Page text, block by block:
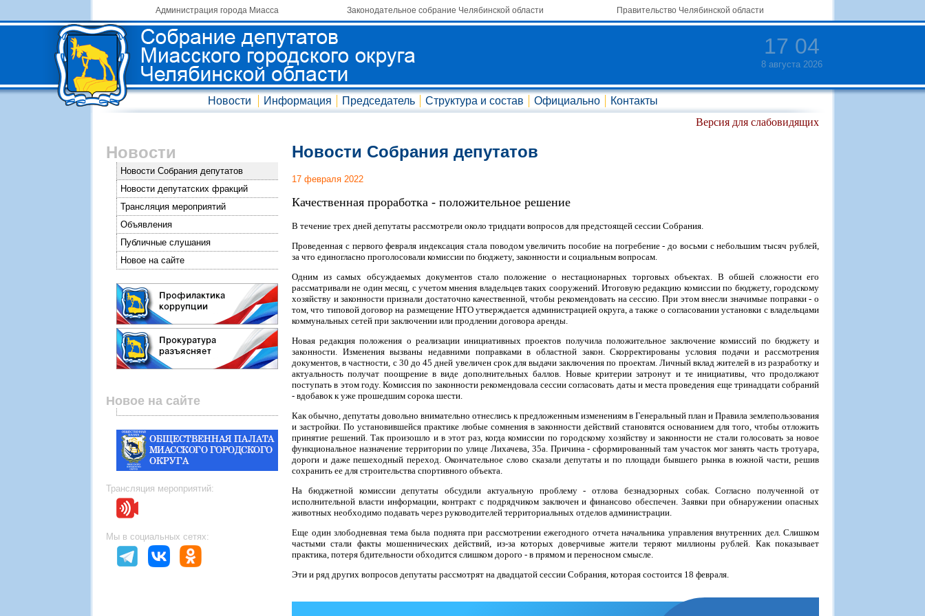
Администрация города Миасса Законодательное собрание Челябинской области Правительство Челябинской области
17 04
8 августа 2026
Новости Информация Председатель Структура и состав Официально
Контакты
Версия для слабовидящих
Новости
Новости Собрания депутатов
Новости депутатских фракций
Трансляция мероприятий
Объявления
Публичные слушания
Новое на сайте
Новое на сайте
Трансляция мероприятий:
Мы в социальных сетях:
Новости Собрания депутатов
17 февраля 2022
Качественная проработка - положительное решение
В течение трех дней депутаты рассмотрели около тридцати вопросов для предстоящей сессии Собрания.
Проведенная с первого февраля индексация стала поводом увеличить пособие на погребение - до восьми с небольшим тысяч рублей,
за что единогласно проголосовали комиссии по бюджету, законности и социальным вопросам.
Одним из самых обсуждаемых документов стало положение о нестационарных торговых объектах. В обшей сложности его
рассматривали не один месяц, с учетом мнения владельцев таких сооружений. Итоговую редакцию комиссии по бюджету, городскому
хозяйству и законности признали достаточно качественной, чтобы рекомендовать на сессию. При этом внесли значимые поправки - о
том, что типовой договор на размещение НТО утверждается администрацией округа, а также о согласовании установки с владельцами
коммунальных сетей при заключении или продлении договора аренды.
Новая редакция положения о реализации инициативных проектов получила положительное заключение комиссий по бюджету и
законности. Изменения вызваны недавними поправками в областной закон. Скорректированы условия подачи и рассмотрения
документов, в частности, с 30 до 45 дней увеличен срок для выдачи заключения по проектам. Личный вклад жителей в из разработку и
актуальность получат поощрение в виде дополнительных баллов. Новые критерии затронут и те инициативы, что продолжают
поступать в этом году. Комиссия по законности рекомендовала сессии согласовать даты и места проведения еще тринадцати собраний
- вдобавок к уже прошедшим сорока шести.
Как обычно, депутаты довольно внимательно отнеслись к предложенным изменениям в Генеральный план и Правила землепользования
и застройки. По установившейся практике любые сомнения в законности действий становятся основанием для того, чтобы отложить
принятие решений. Так произошло и в этот раз, когда комиссии по городскому хозяйству и законности не стали голосовать за новое
функциональное назначение территории по улице Лихачева, 35а. Причина - сформированный там участок мог занять часть тротуара,
дороги и даже пешеходный переход. Окончательное слово сказали депутаты и по площади бывшего рынка в южной части, решив
сохранить ее для строительства спортивного объекта.
На бюджетной комиссии депутаты обсудили актуальную проблему - отлова безнадзорных собак. Согласно полученной от
исполнительной власти информации, контракт с подрядчиком заключен и финансово обеспечен. Заявки при обнаружении опасных
животных необходимо подавать через руководителей территориальных отделов администрации.
Еще один злободневная тема была поднята при рассмотрении ежегодного отчета начальника управления внутренних дел. Слишком
частыми стали факты мошеннических действий, из-за которых доверчивые жители теряют миллионы рублей. Как показывает
практика, потеря бдительности обходится слишком дорого - в прямом и переносном смысле.
Эти и ряд других вопросов депутаты рассмотрят на двадцатой сессии Собрания, которая состоится 18 февраля.